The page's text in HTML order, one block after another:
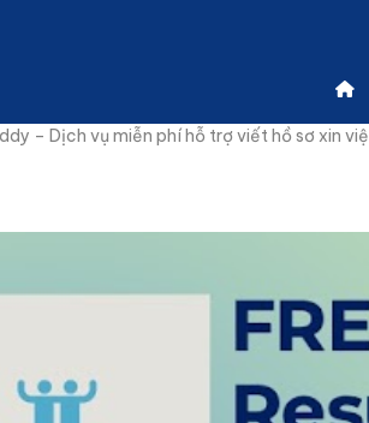
– Dịch vụ miễn phí hỗ trợ viết hồ sơ xin